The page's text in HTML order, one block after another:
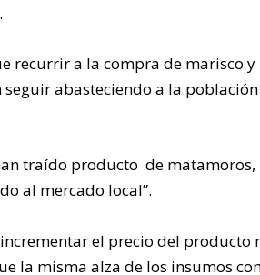
recurrir a la compra de marisco
abasteciendo a la
traído producto de
al mercado local”.
el precio del
la misma alza de los insumos